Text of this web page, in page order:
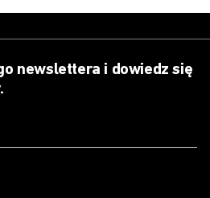
newslettera i dowiedz się